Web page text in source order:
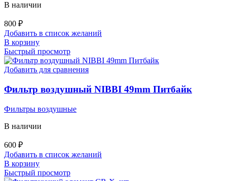
В наличии
800 ₽
Добавить в список желаний
В корзину
Быстрый просмотр
Добавить для сравнения
Фильтр воздушный NIBBI 49mm Питбайк
Фильтры воздушные
В наличии
600 ₽
Добавить в список желаний
В корзину
Быстрый просмотр